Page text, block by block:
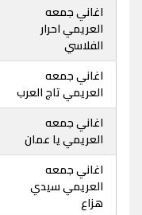
اغاني جمعه
العريمي احرار
الفلاسي
اغاني جمعه
العريمي تاج العرب
اغاني جمعه
العريمي يا عمان
اغاني جمعه
العريمي سيدي
هزاع